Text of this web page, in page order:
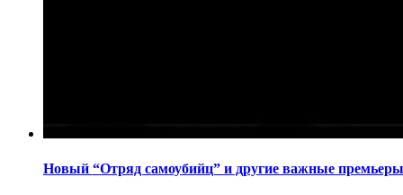
Новый “Отряд самоубийц” и другие важные премьеры